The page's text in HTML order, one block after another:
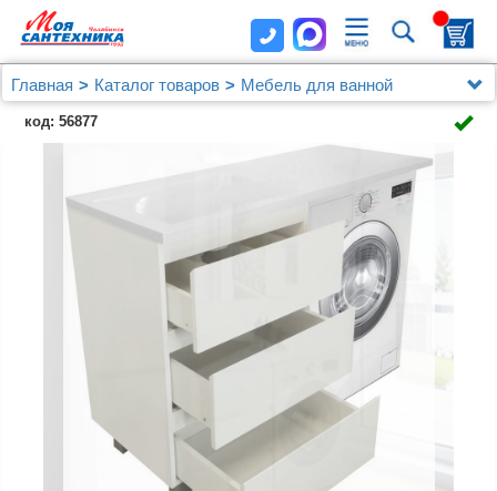
Главная Каталог товаров
Мебель для ванной
Мебель 100 - 120 см.
Мебель для ванной Эстет Dallas Luxe 100
код: 56877